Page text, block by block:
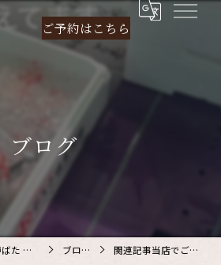
ご予約はこちら
ブログ
奈良市の居酒屋なら炉ばた 魚源 ブログ 関連記事当店でご利…